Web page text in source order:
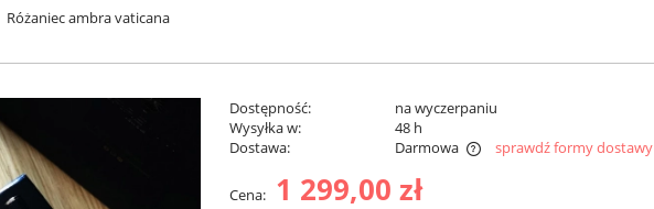
Różaniec ambra vaticana
Dostępność:
na wyczerpaniu
Wysyłka w:
48 h
Dostawa:
Darmowa
Darmowa dostawa od 299 zł
sprawdź formy dostawy
Cena: 1 299,00 zł